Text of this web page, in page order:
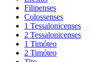
Filipenses
Colossenses
1 Tessalonicenses
2 Tessalonicenses
1 Timóteo
2 Timóteo